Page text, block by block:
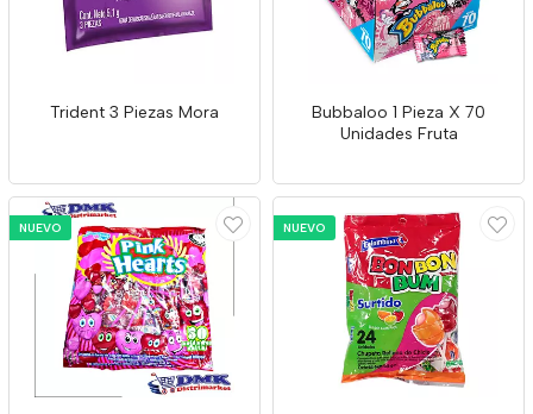
Trident 3 Piezas Mora
Bubbaloo 1 Pieza X 70
Unidades Fruta
NUEVO NUEVO